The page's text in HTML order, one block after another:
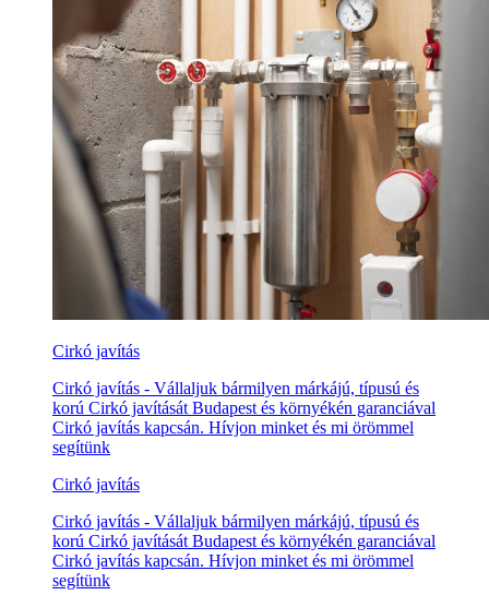
Cirkó javítás
Cirkó javítás - Vállaljuk bármilyen márkájú, típusú és
korú Cirkó javítását Budapest és környékén garanciával
Cirkó javítás kapcsán. Hívjon minket és mi örömmel
segítünk
Cirkó javítás
Cirkó javítás - Vállaljuk bármilyen márkájú, típusú és
korú Cirkó javítását Budapest és környékén garanciával
Cirkó javítás kapcsán. Hívjon minket és mi örömmel
segítünk